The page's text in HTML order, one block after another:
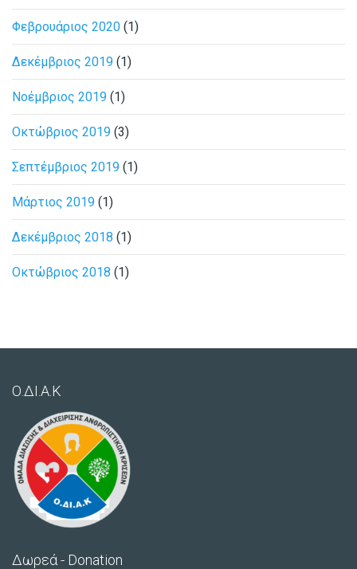
Φεβρουάριος 2020 (1)
Δεκέμβριος 2019 (1)
Νοέμβριος 2019 (1)
Οκτώβριος 2019 (3)
Σεπτέμβριος 2019 (1)
Μάρτιος 2019 (1)
Δεκέμβριος 2018 (1)
Οκτώβριος 2018 (1)
Ο.ΔΙ.Α.Κ
Δωρεά - Donation